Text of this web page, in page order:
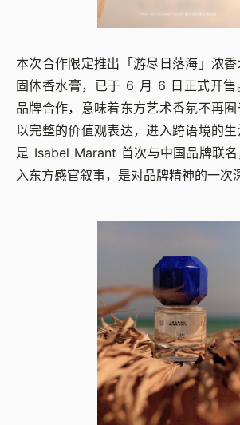
本次合作限定推出「游尽日落海」浓
固体香水膏，已于 6 月 6 日正式开售
品牌合作，意味着东方艺术香氛不再
以完整的价值观表达，进入跨语境的
是 Isabel Marant 首次与中国品牌联
入东方感官叙事，是对品牌精神的一次